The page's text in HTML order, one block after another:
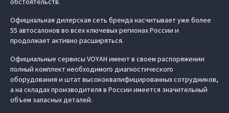
Официальная дилерская сеть бренда насчитывает уже более
55 автосалонов во всех ключевых регионах России и
продолжает активно расширяться.
Официальные сервисы VOYAH имеют в своем распоряжении
полный комплект необходимого диагностического
оборудования и штат высококвалифицированных сотрудников,
а на складах производителя в России имеется значительный
объем запасных деталей.